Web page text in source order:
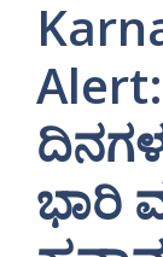
ಭಾರಿ